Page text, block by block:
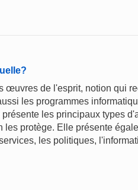
œuvres de l'esprit, notion qui
les programmes
les principaux types
protège. Elle présente
les politiques,